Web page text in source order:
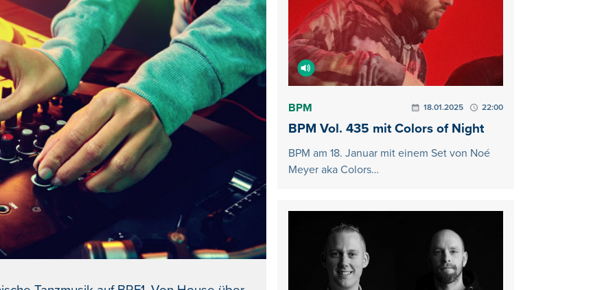
BPM 18.01.2025 22:00
BPM Vol. 435 mit Colors of Night
BPM am 18. Januar mit einem Set von Noé
Meyer aka Colors…